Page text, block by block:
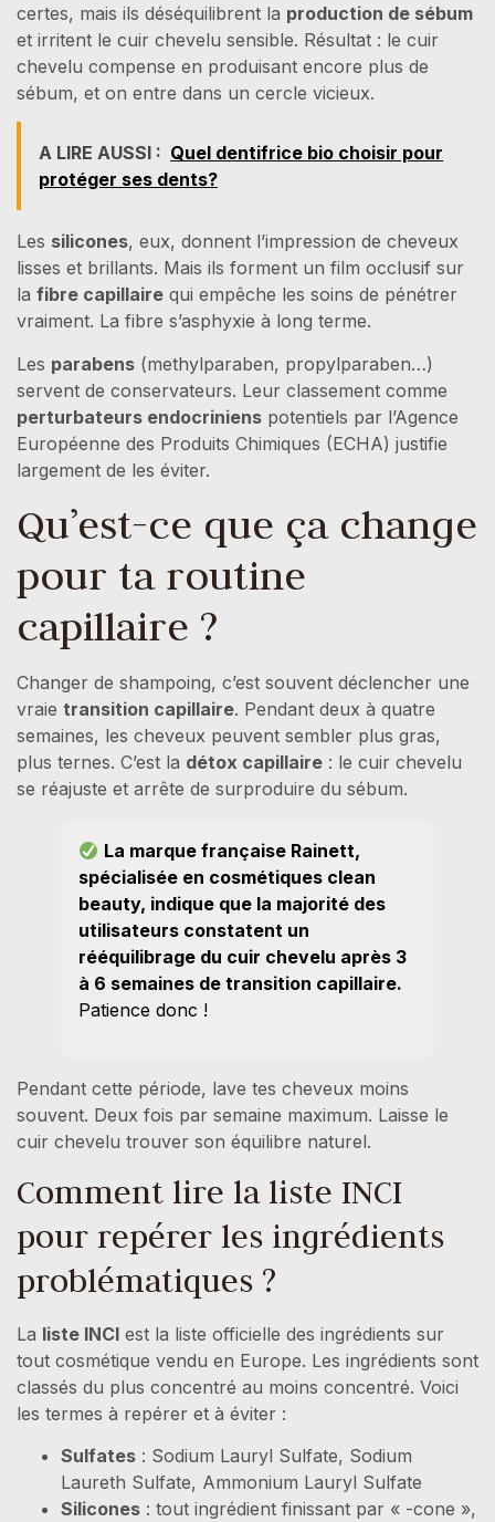
certes, mais ils déséquilibrent la production de sébum
et irritent le cuir chevelu sensible. Résultat : le cuir
chevelu compense en produisant encore plus de
sébum, et on entre dans un cercle vicieux.
A LIRE AUSSI : Quel dentifrice bio choisir pour
protéger ses dents?
Les silicones, eux, donnent l’impression de cheveux
lisses et brillants. Mais ils forment un film occlusif sur
la fibre capillaire qui empêche les soins de pénétrer
vraiment. La fibre s’asphyxie à long terme.
Les parabens (methylparaben, propylparaben…)
servent de conservateurs. Leur classement comme
perturbateurs endocriniens potentiels par l’Agence
Européenne des Produits Chimiques (ECHA) justifie
largement de les éviter.
Qu’est-ce que ça change
pour ta routine
capillaire ?
Changer de shampoing, c’est souvent déclencher une
vraie transition capillaire. Pendant deux à quatre
semaines, les cheveux peuvent sembler plus gras,
plus ternes. C’est la détox capillaire : le cuir chevelu
se réajuste et arrête de surproduire du sébum.
La marque française Rainett,
spécialisée en cosmétiques clean
beauty, indique que la majorité des
utilisateurs constatent un
rééquilibrage du cuir chevelu après 3
à 6 semaines de transition capillaire.
Patience donc !
Pendant cette période, lave tes cheveux moins
souvent. Deux fois par semaine maximum. Laisse le
cuir chevelu trouver son équilibre naturel.
Comment lire la liste INCI
pour repérer les ingrédients
problématiques ?
La liste INCI est la liste officielle des ingrédients sur
tout cosmétique vendu en Europe. Les ingrédients sont
classés du plus concentré au moins concentré. Voici
les termes à repérer et à éviter :
Sulfates : Sodium Lauryl Sulfate, Sodium
Laureth Sulfate, Ammonium Lauryl Sulfate
Silicones : tout ingrédient finissant par « -cone »,